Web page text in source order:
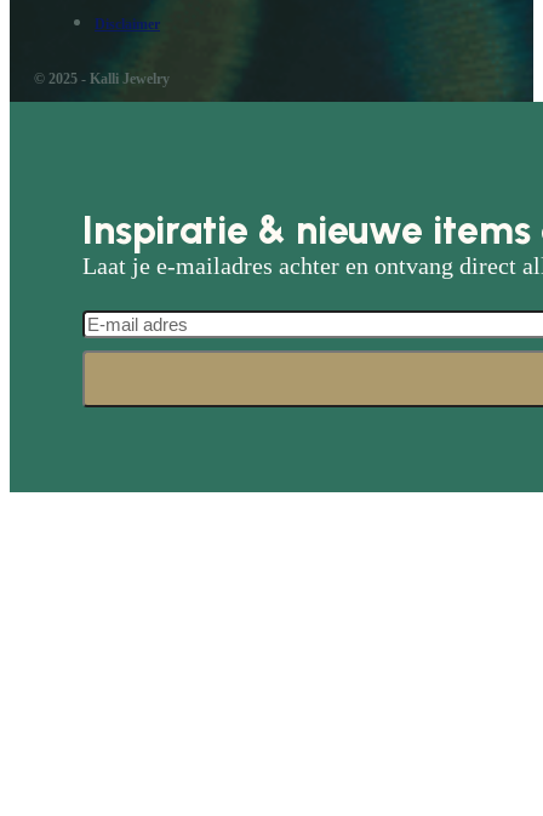
Disclaimer
© 2025 - Kalli Jewelry
Inspiratie & nieuwe
Laat je e-mailadres achter en ontvang direct